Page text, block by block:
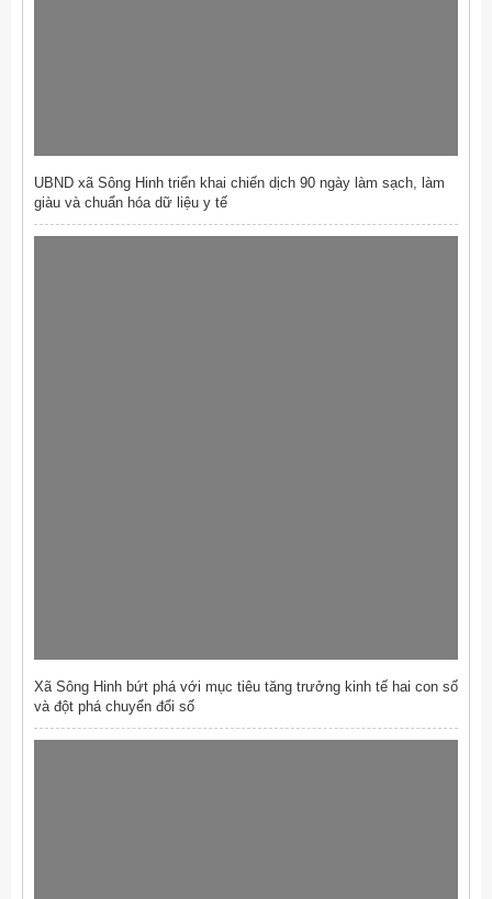
UBND xã Sông Hinh triển khai chiến dịch 90 ngày làm sạch, làm
giàu và chuẩn hóa dữ liệu y tế
Xã Sông Hinh bứt phá với mục tiêu tăng trưởng kinh tế hai con số
và đột phá chuyển đổi số